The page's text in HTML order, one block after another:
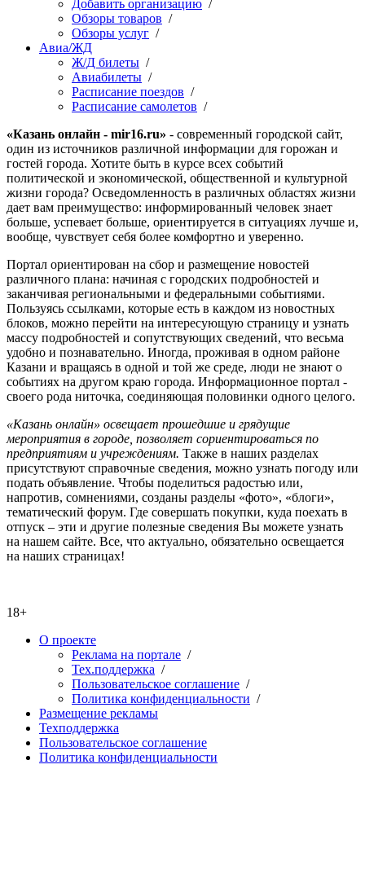
Добавить организацию /
Обзоры товаров /
Обзоры услуг /
Авиа/ЖД
Ж/Д билеты /
Авиабилеты /
Расписание поездов /
Расписание самолетов /
«Казань онлайн - mir16.ru» - современный городской сайт,
один из источников различной информации для горожан и
гостей города. Хотите быть в курсе всех событий
политической и экономической, общественной и культурной
жизни города? Осведомленность в различных областях жизни
дает вам преимущество: информированный человек знает
больше, успевает больше, ориентируется в ситуациях лучше и,
вообще, чувствует себя более комфортно и уверенно.
Портал ориентирован на сбор и размещение новостей
различного плана: начиная с городских подробностей и
заканчивая региональными и федеральными событиями.
Пользуясь ссылками, которые есть в каждом из новостных
блоков, можно перейти на интересующую страницу и узнать
массу подробностей и сопутствующих сведений, что весьма
удобно и познавательно. Иногда, проживая в одном районе
Казани и вращаясь в одной и той же среде, люди не знают о
событиях на другом краю города. Информационное портал -
своего рода ниточка, соединяющая половинки одного целого.
«Казань онлайн» освещает прошедшие и грядущие
мероприятия в городе, позволяет сориентироваться по
предприятиям и учреждениям. Также в наших разделах
присутствуют справочные сведения, можно узнать погоду или
подать объявление. Чтобы поделиться радостью или,
напротив, сомнениями, созданы разделы «фото», «блоги»,
тематический форум. Где совершать покупки, куда поехать в
отпуск – эти и другие полезные сведения Вы можете узнать
на нашем сайте. Все, что актуально, обязательно освещается
на наших страницах!
18+
О проекте
Реклама на портале /
Тех.поддержка /
Пользовательское соглашение /
Политика конфиденциальности /
Размещение рекламы
Техподдержка
Пользовательское соглашение
Политика конфиденциальности